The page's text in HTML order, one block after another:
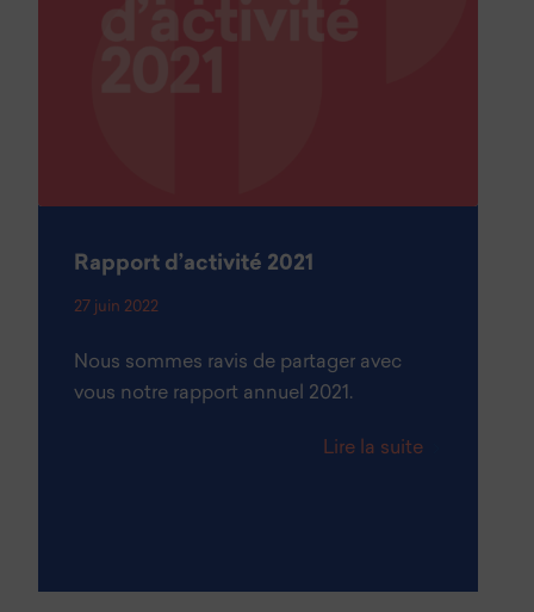
Rapport d’activité 2021
27 juin 2022
Nous sommes ravis de partager avec
vous notre rapport annuel 2021.
Lire la suite